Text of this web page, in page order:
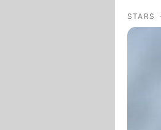
STARS